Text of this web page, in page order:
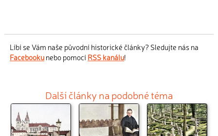
Líbí se Vám naše původní historické články? Sledujte nás na
Facebookunebo pomocí RSS kanálu!
Další články na podobné téma